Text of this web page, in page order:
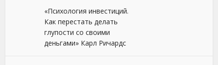
«Психология инвестиций.
Как перестать делать
глупости со своими
деньгами» Карл Ричардс